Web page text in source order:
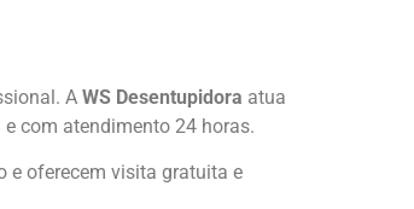
A WS Desentupidora atua
com atendimento 24 horas.
e oferecem visita gratuita e